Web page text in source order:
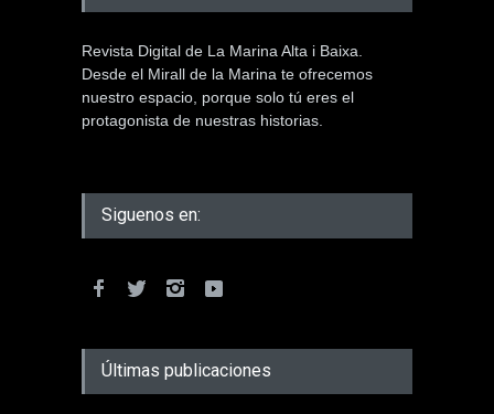
Revista Digital de La Marina Alta i Baixa.
Desde el Mirall de la Marina te ofrecemos
nuestro espacio, porque solo tú eres el
protagonista de nuestras historias.
Siguenos en:
Últimas publicaciones